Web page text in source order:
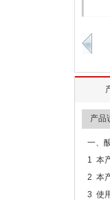
产品
一、
1 本
2 本
3 使